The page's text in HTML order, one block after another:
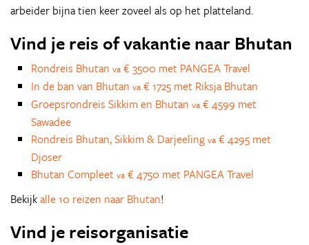
arbeider bijna tien keer zoveel als op het platteland.
Vind je reis of vakantie naar Bhutan
Rondreis Bhutan va € 3500 met PANGEA Travel
In de ban van Bhutan va € 1725 met Riksja Bhutan
Groepsrondreis Sikkim en Bhutan va € 4599 met
Sawadee
Rondreis Bhutan, Sikkim & Darjeeling va € 4295 met
Djoser
Bhutan Compleet va € 4750 met PANGEA Travel
Bekijkalle 10 reizen naar Bhutan!
Vind je reisorganisatie